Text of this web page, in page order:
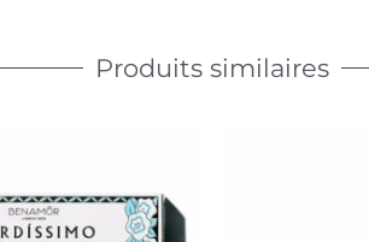
Produits similaires